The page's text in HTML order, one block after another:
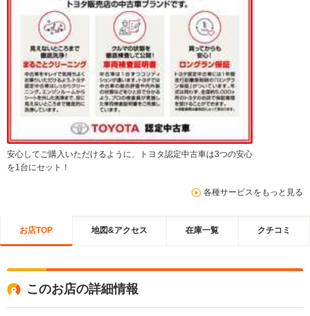
安心してご購入いただけるように、トヨタ認定中古車は3つの安心
を1台にセット！
各種サービスをもっと見る
お店TOP 地図&アクセス 在庫一覧 クチコミ
このお店の詳細情報